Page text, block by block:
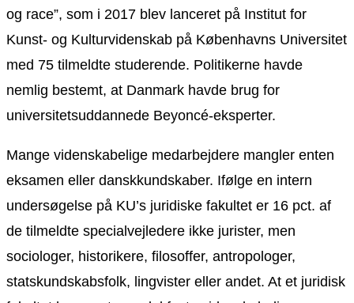
og race”, som i 2017 blev lanceret på Institut for
Kunst- og Kulturvidenskab på Københavns Universitet
med 75 tilmeldte studerende. Politikerne havde
nemlig bestemt, at Danmark havde brug for
universitetsuddannede Beyoncé-eksperter.
Mange videnskabelige medarbejdere mangler enten
eksamen eller danskkundskaber. Ifølge en intern
undersøgelse på KU’s juridiske fakultet er 16 pct. af
de tilmeldte specialvejledere ikke jurister, men
sociologer, historikere, filosoffer, antropologer,
statskundskabsfolk, lingvister eller andet. At et juridisk